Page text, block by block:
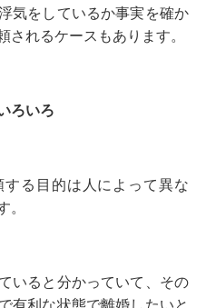
気をしているか事実を確か
されるケースもあります。
ろいろ
る目的は人によって異な
。
いると分かっていて、その
有利な状態で離婚したいと